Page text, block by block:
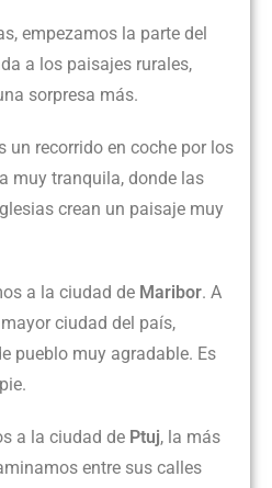
empezamos la parte del
a los paisajes rurales,
sorpresa más.
un recorrido en coche por los
muy tranquila, donde las
crean un paisaje muy
a la ciudad de Maribor. A
ciudad del país,
pueblo muy agradable. Es
a la ciudad de Ptuj, la más
entre sus calles